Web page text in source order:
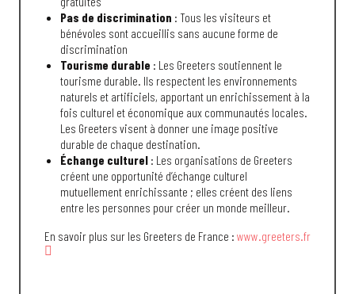
Pas de discrimination : Tous les visiteurs et
bénévoles sont accueillis sans aucune forme de
discrimination
Tourisme durable : Les Greeters soutiennent le
tourisme durable. Ils respectent les environnements
naturels et artificiels, apportant un enrichissement à la
fois culturel et économique aux communautés locales.
Les Greeters visent à donner une image positive
durable de chaque destination.
Échange culturel : Les organisations de Greeters
créent une opportunité d’échange culturel
mutuellement enrichissante ; elles créent des liens
entre les personnes pour créer un monde meilleur.
En savoir plus sur les Greeters de France : www.greeters.fr